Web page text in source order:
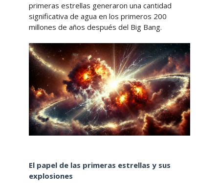
primeras estrellas generaron una cantidad
significativa de agua en los primeros 200
millones de años después del Big Bang.
El papel de las primeras estrellas y sus
explosiones